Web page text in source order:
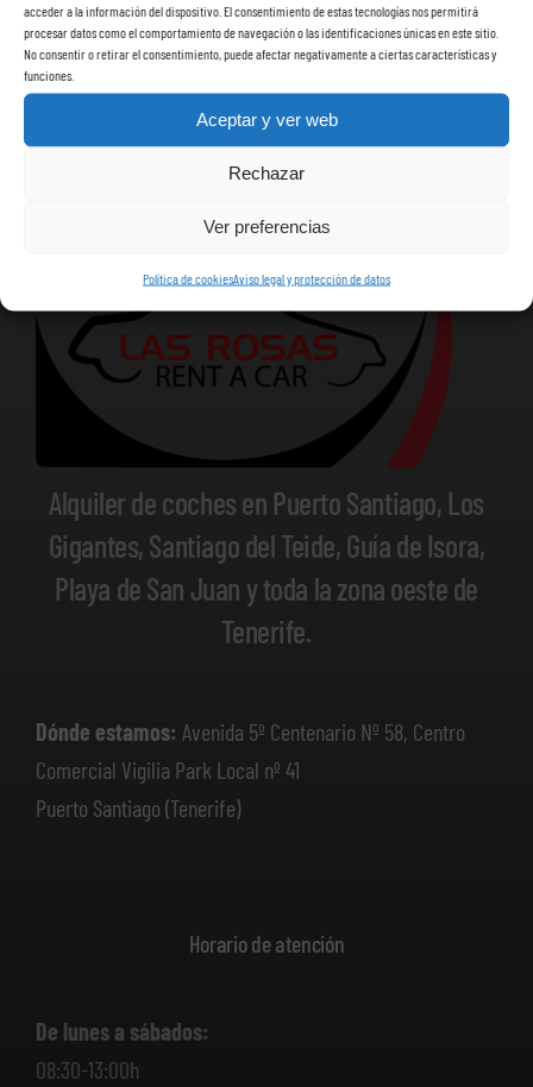
acceder a la información del dispositivo. El consentimiento de estas tecnologías nos permitirá
procesar datos como el comportamiento de navegación o las identificaciones únicas en este sitio.
No consentir o retirar el consentimiento, puede afectar negativamente a ciertas características y
funciones.
Aceptar y ver web
Rechazar
Ver preferencias
Política de cookiesAviso legal y protección de datos
Alquiler de coches en Puerto Santiago, Los
Gigantes, Santiago del Teide, Guía de Isora,
Playa de San Juan y toda la zona oeste de
Tenerife.
Dónde estamos: Avenida 5º Centenario Nº 58, Centro
Comercial Vigilia Park Local nº 41
Puerto Santiago (Tenerife)
Horario de atención
De lunes a sábados:
08:30-13:00h